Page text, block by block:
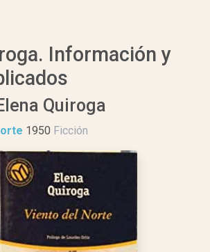
Información y
Quiroga
1950 Ficción